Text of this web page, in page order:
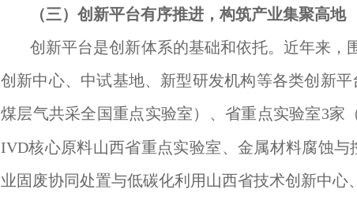
（三） 创新平台有序推进，构筑产业集聚高地
创新平台是创新体系的基础和依托。近年来
创新中心、中试基地、新型研发机构等各类创新
煤层气共采全国重点实验室）、省重点实验室3家
IVD核心原料山西省重点实验室、金属材料腐蚀与
业固废协同处置与低碳化利用山西省技术创新中